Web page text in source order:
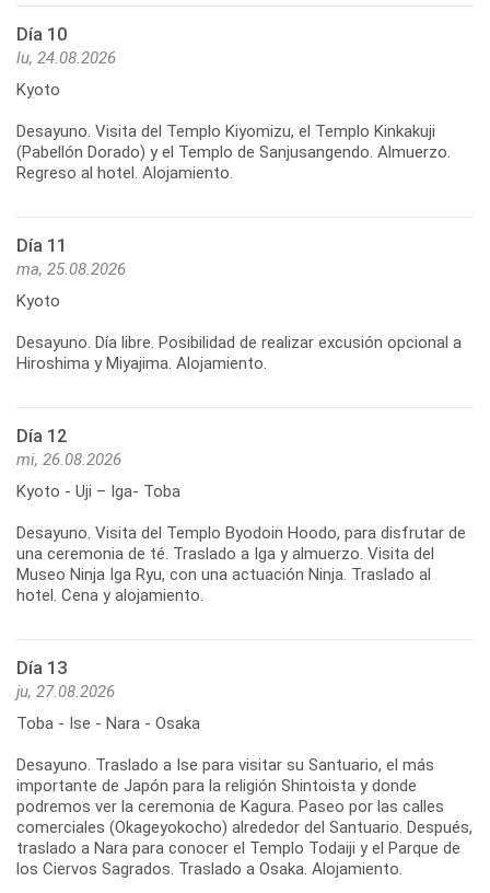
Día 10
lu, 24.08.2026
Kyoto
Desayuno. Visita del Templo Kiyomizu, el Templo Kinkakuji
(Pabellón Dorado) y el Templo de Sanjusangendo. Almuerzo.
Regreso al hotel. Alojamiento.
Día 11
ma, 25.08.2026
Kyoto
Desayuno. Día libre. Posibilidad de realizar excusión opcional a
Hiroshima y Miyajima. Alojamiento.
Día 12
mi, 26.08.2026
Kyoto - Uji – Iga- Toba
Desayuno. Visita del Templo Byodoin Hoodo, para disfrutar de
una ceremonia de té. Traslado a Iga y almuerzo. Visita del
Museo Ninja Iga Ryu, con una actuación Ninja. Traslado al
hotel. Cena y alojamiento.
Día 13
ju, 27.08.2026
Toba - Ise - Nara - Osaka
Desayuno. Traslado a Ise para visitar su Santuario, el más
importante de Japón para la religión Shintoista y donde
podremos ver la ceremonia de Kagura. Paseo por las calles
comerciales (Okageyokocho) alrededor del Santuario. Después,
traslado a Nara para conocer el Templo Todaiji y el Parque de
los Ciervos Sagrados. Traslado a Osaka. Alojamiento.